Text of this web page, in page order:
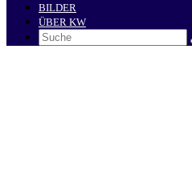
BILDER
ÜBER KW
Search